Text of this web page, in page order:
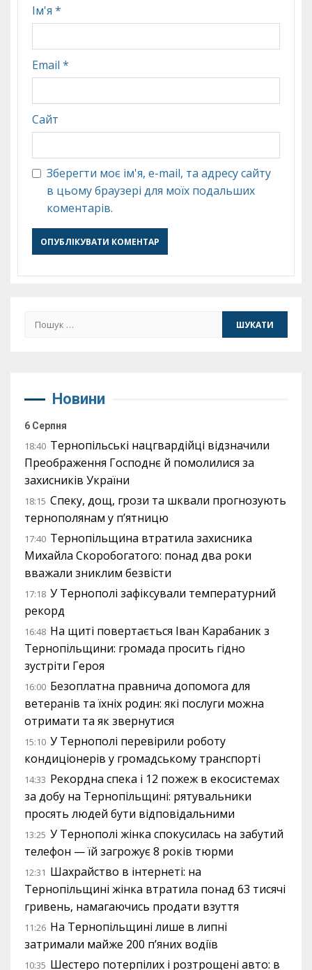
Ім'я *
Email *
Сайт
Зберегти моє ім'я, e-mail, та адресу сайту
в цьому браузері для моїх подальших
коментарів.
Пошук:
Новини
6 Серпня
18:40 Тернопільські нацгвардійці відзначили
Преображення Господнє й помолилися за
захисників України
18:15 Спеку, дощ, грози та шквали прогнозують
тернополянам у п’ятницю
17:40 Тернопільщина втратила захисника
Михайла Скоробогатого: понад два роки
вважали зниклим безвісти
17:18 У Тернополі зафіксували температурний
рекорд
16:48 На щиті повертається Іван Карабаник з
Тернопільщини: громада просить гідно
зустріти Героя
16:00 Безоплатна правнича допомога для
ветеранів та їхніх родин: які послуги можна
отримати та як звернутися
15:10 У Тернополі перевірили роботу
кондиціонерів у громадському транспорті
14:33 Рекордна спека і 12 пожеж в екосистемах
за добу на Тернопільщині: рятувальники
просять людей бути відповідальними
13:25 У Тернополі жінка спокусилась на забутий
телефон — їй загрожує 8 років тюрми
12:31 Шахрайство в інтернеті: на
Тернопільщині жінка втратила понад 63 тисячі
гривень, намагаючись продати взуття
11:26 На Тернопільщині лише в липні
затримали майже 200 п’яних водіїв
10:35 Шестеро потерпілих і розтрощені авто: в